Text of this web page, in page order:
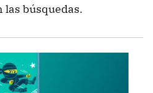
las búsquedas.